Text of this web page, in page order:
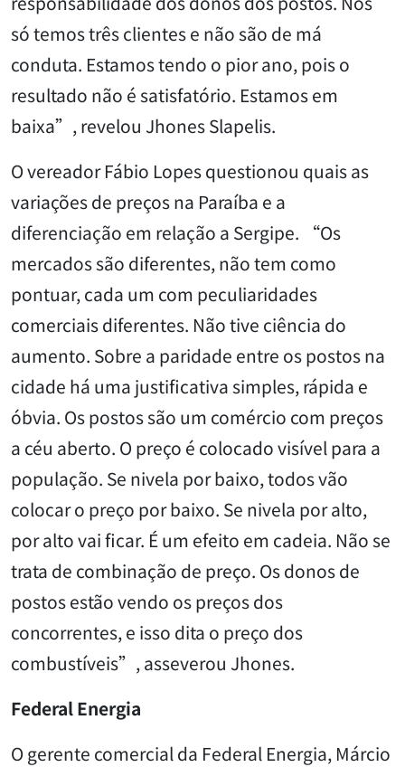
só temos três clientes e não são de má
conduta. Estamos tendo o pior ano, pois o
resultado não é satisfatório. Estamos em
baixa”, revelou Jhones Slapelis.
O vereador Fábio Lopes questionou quais as
variações de preços na Paraíba e a
diferenciação em relação a Sergipe. “Os
mercados são diferentes, não tem como
pontuar, cada um com peculiaridades
comerciais diferentes. Não tive ciência do
aumento. Sobre a paridade entre os postos na
cidade há uma justificativa simples, rápida e
óbvia. Os postos são um comércio com preços
a céu aberto. O preço é colocado visível para a
população. Se nivela por baixo, todos vão
colocar o preço por baixo. Se nivela por alto,
por alto vai ficar. É um efeito em cadeia. Não se
trata de combinação de preço. Os donos de
postos estão vendo os preços dos
concorrentes, e isso dita o preço dos
combustíveis”, asseverou Jhones.
Federal Energia
O gerente comercial da Federal Energia, Márcio